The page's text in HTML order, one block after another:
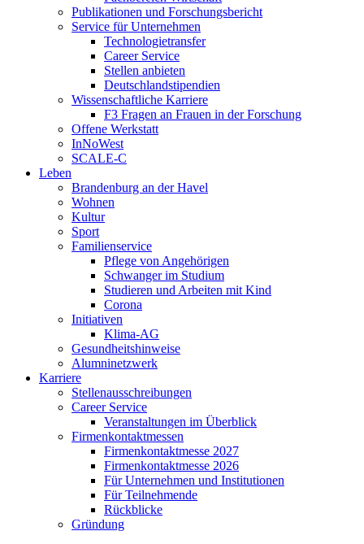
Publikationen und Forschungsbericht
Service für Unternehmen
Technologietransfer
Career Service
Stellen anbieten
Deutschlandstipendien
Wissenschaftliche Karriere
F3 Fragen an Frauen in der Forschung
Offene Werkstatt
InNoWest
SCALE-C
Leben
Brandenburg an der Havel
Wohnen
Kultur
Sport
Familienservice
Pflege von Angehörigen
Schwanger im Studium
Studieren und Arbeiten mit Kind
Corona
Initiativen
Klima-AG
Gesundheitshinweise
Alumninetzwerk
Karriere
Stellenausschreibungen
Career Service
Veranstaltungen im Überblick
Firmenkontaktmessen
Firmenkontaktmesse 2027
Firmenkontaktmesse 2026
Für Unternehmen und Institutionen
Für Teilnehmende
Rückblicke
Gründung